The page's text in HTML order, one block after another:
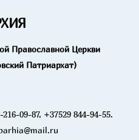
Православной Церкви
Патриархат)
09-87, +37529 844-94-55.